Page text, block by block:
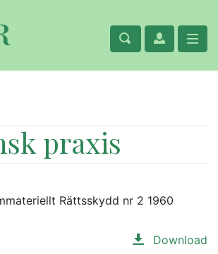
praxis
Rättsskydd nr 2 1960
Download